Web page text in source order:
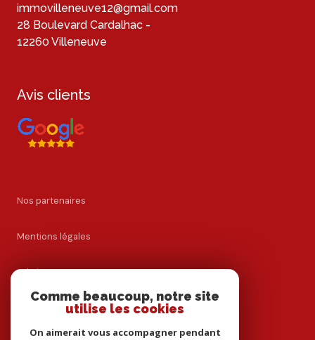
immovilleneuve12@gmail.com
28 Boulevard Cardalhac -
12260 Villeneuve
Avis clients
Nos partenaires
Mentions légales
Admin
Nos honoraires
Comme beaucoup, notre site
utilise les cookies
On aimerait vous accompagner pendant